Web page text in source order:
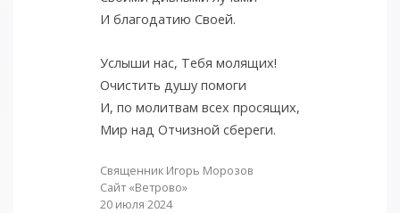
И благодатию Своей.
Услыши нас, Тебя молящих!
Очистить душу помоги
И, по молитвам всех просящих,
Мир над Отчизной сбереги.
Cвященник Игорь Морозов
Сайт «Ветрово»
20 июля 2024